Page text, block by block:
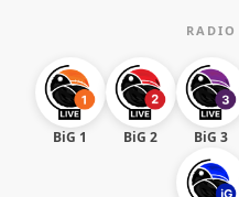
RADIO
BiG 1 BiG 2 BiG 3